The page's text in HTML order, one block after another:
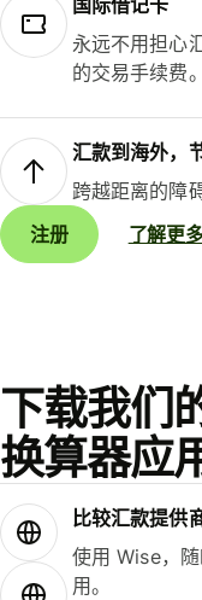
国际借记卡
永远不用担心
的交易手续费。
汇款到海外，
跨越距离的障
注册
了解更
下载我们
换算器应
比较汇款提供
使用 Wise，
用。